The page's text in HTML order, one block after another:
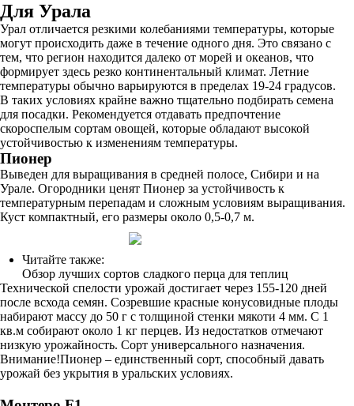
Для Урала
Урал отличается резкими колебаниями температуры, которые
могут происходить даже в течение одного дня. Это связано с
тем, что регион находится далеко от морей и океанов, что
формирует здесь резко континентальный климат. Летние
температуры обычно варьируются в пределах 19-24 градусов.
В таких условиях крайне важно тщательно подбирать семена
для посадки. Рекомендуется отдавать предпочтение
скороспелым сортам овощей, которые обладают высокой
устойчивостью к изменениям температуры.
Пионер
Выведен для выращивания в средней полосе, Сибири и на
Урале. Огородники ценят Пионер за устойчивость к
температурным перепадам и сложным условиям выращивания.
Куст компактный, его размеры около 0,5-0,7 м.
Читайте также:
Обзор лучших сортов сладкого перца для теплиц
Технической спелости урожай достигает через 155-120 дней
после всхода семян. Созревшие красные конусовидные плоды
набирают массу до 50 г с толщиной стенки мякоти 4 мм. С 1
кв.м собирают около 1 кг перцев. Из недостатков отмечают
низкую урожайность. Сорт универсального назначения.
Внимание!Пионер – единственный сорт, способный давать
урожай без укрытия в уральских условиях.